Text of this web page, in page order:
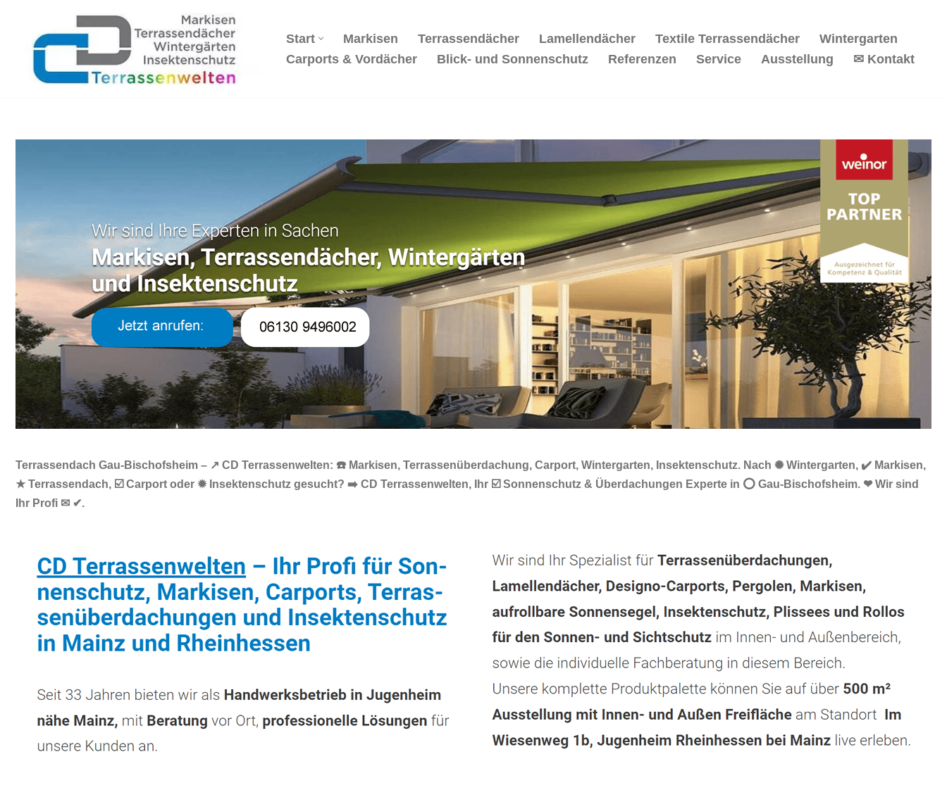
springen
Start Markisen Terrassendächer Lamellendächer Textile Terrassendächer
Wintergarten
Carports & Vordächer
Blick- und Sonnenschutz Referenzen Service Ausstellung ✉ Kontakt
Terrassendach Gau-Bischofsheim – ↗️ CD Terrassenwelten: ☎️ Markisen, Terrassenüberdachung, Carport, Wintergarten, Insektenschutz. Nach ✺ Wintergarten, ✔️ Markisen,
★ Terrassendach, ☑️ Carport oder ✹ Insektenschutz gesucht? ➡️ CD Terrassenwelten, Ihr ☑️ Sonnenschutz & Überdachungen Experte in ⭕ Gau-Bischofsheim. ❤ Wir sind
Ihr Profi ✉ ✔.